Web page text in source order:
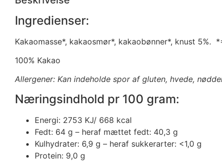
Ingredienser:
Kakaomasse*, kakaosmør*, kakaobønner*, knust 5%.
100% Kakao
Allergener: Kan indeholde spor af gluten, hvede,
Næringsindhold pr 100 gram:
Energi: 2753 KJ/ 668 kcal
Fedt: 64 g – heraf mættet fedt: 40,3 g
Kulhydrater: 6,9 g – heraf sukkerarter: <1,0 g
Protein: 9,0 g